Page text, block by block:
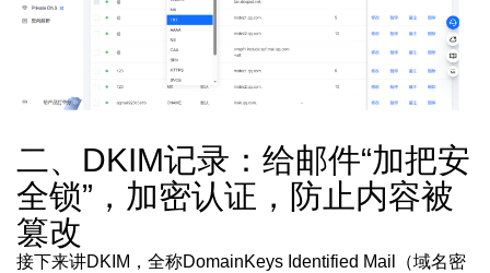
二、DKIM记录：给邮件“加把安
全锁”，加密认证，防止内容被
篡改
接下来讲DKIM，全称DomainKeys Identified Mail（域名密